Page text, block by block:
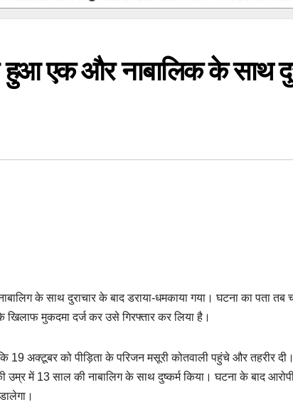
एक और नाबालिक के साथ
के साथ दुराचार के बाद डराया-धमकाया गया। घटना का पता तब
खिलाफ मुकदमा दर्ज कर उसे गिरफ्तार कर लिया है।
19 अक्टूबर को पीड़िता के परिजन मसूरी कोतवाली पहुंचे और तहरीर
में 13 साल की नाबालिग के साथ दुष्कर्म किया। घटना के बाद